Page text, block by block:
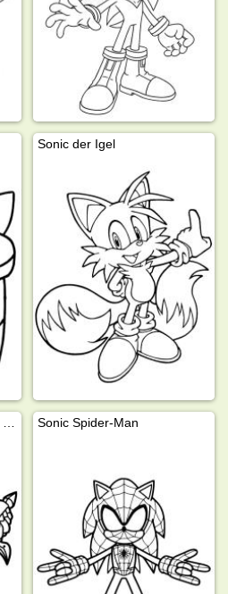
Sonic der Igel
Sonic Spider-Man